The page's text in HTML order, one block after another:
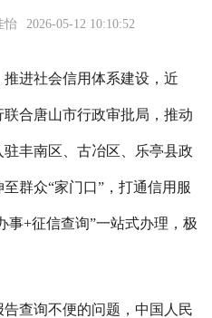
怡 2026-05-12 10:10:52
进社会信用体系建设，近
合唐山市行政审批局，推动
丰南区、古冶区、乐亭县政
群众“家门口”，打通信用服
事+征信查询”一站式办理，极
查询不便的问题，中国人民